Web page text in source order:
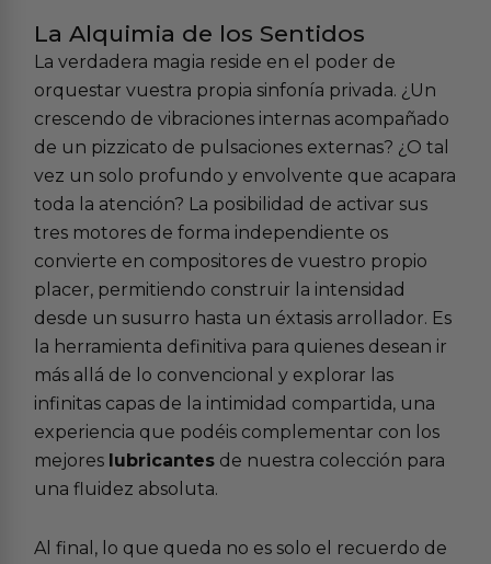
La Alquimia de los Sentidos
La verdadera magia reside en el poder de
orquestar vuestra propia sinfonía privada. ¿Un
crescendo de vibraciones internas acompañado
de un pizzicato de pulsaciones externas? ¿O tal
vez un solo profundo y envolvente que acapara
toda la atención? La posibilidad de activar sus
tres motores de forma independiente os
convierte en compositores de vuestro propio
placer, permitiendo construir la intensidad
desde un susurro hasta un éxtasis arrollador. Es
la herramienta definitiva para quienes desean ir
más allá de lo convencional y explorar las
infinitas capas de la intimidad compartida, una
experiencia que podéis complementar con los
mejores lubricantes de nuestra colección para
una fluidez absoluta.
Al final, lo que queda no es solo el recuerdo de